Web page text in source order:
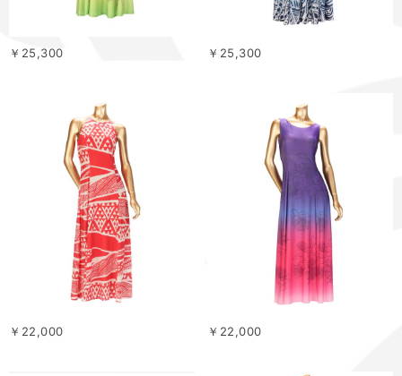
￥25,300 ￥25,300
￥22,000 ￥22,000